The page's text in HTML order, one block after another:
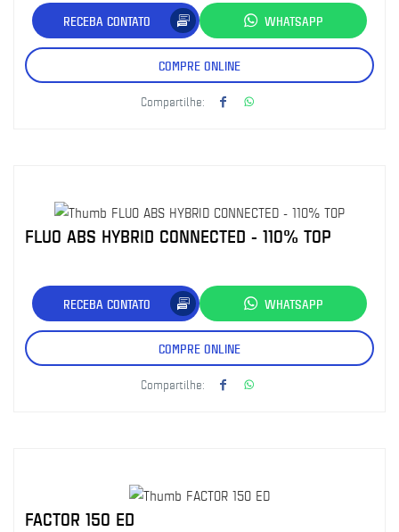
RECEBA CONTATO WHATSAPP
COMPRE ONLINE
Compartilhe:
FLUO ABS HYBRID CONNECTED - 110% TOP
RECEBA CONTATO WHATSAPP
COMPRE ONLINE
Compartilhe:
FACTOR 150 ED